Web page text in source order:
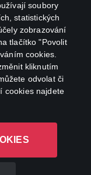
soubory
statistických
zobrazování
tlačítko "Povolit
cookies.
kliknutím
odvolat či
cookies najdete